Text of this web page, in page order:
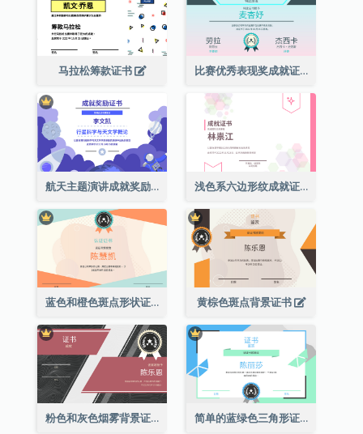
马拉松筹款证书 比赛优秀表现奖成就证书
航天主题演讲成就奖励证书 浅色系六边形纹成就证书
蓝色和橙色斑点形状证书 黄棕色斑点背景证书
粉色和灰色烟雾背景证书 简单的蓝绿色三角形证书